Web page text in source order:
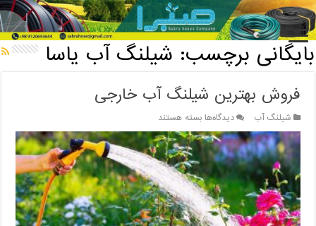
خانه / بایگانی برچسب: شیلنگ آب یاسا
بایگانی برچسب: شیلنگ آب یاسا
فروش بهترین شیلنگ آب خارجی
شیلنگ آب دیدگاه‌هابرای
فروش
بهترین
شیلنگ
آب
خارجی
بسته هستند